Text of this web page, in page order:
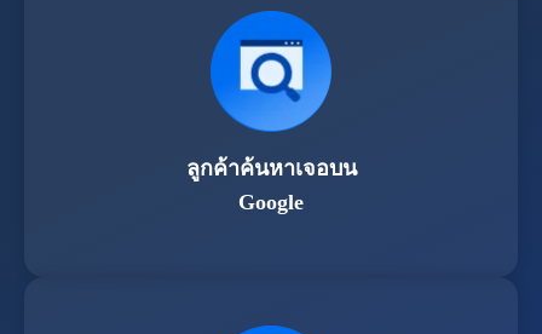
ลูกค้าค้นหาเจอบน
Google